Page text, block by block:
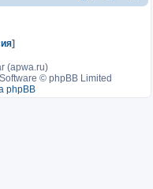
]
(apwa.ru)
© phpBB Limited
phpBB